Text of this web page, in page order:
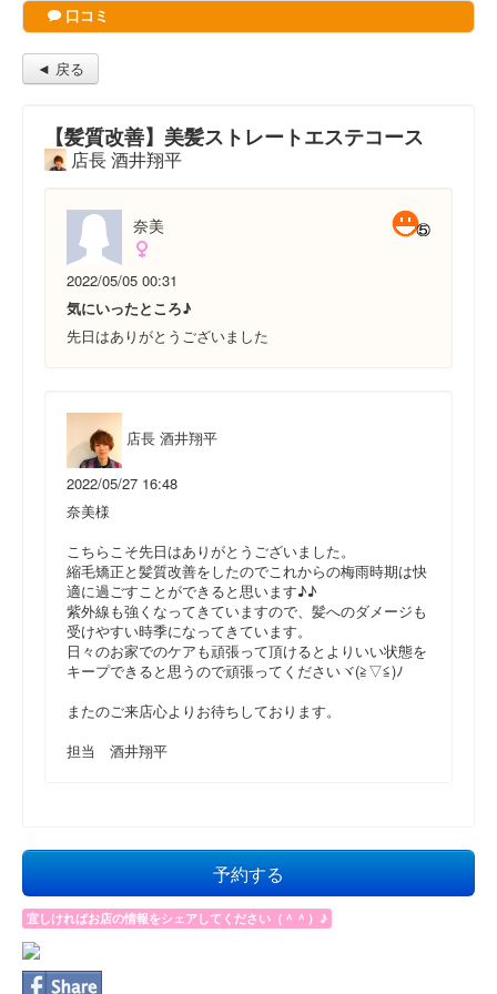
口コミ
◄ 戻る
【髪質改善】美髪ストレートエステコース
店長 酒井翔平
奈美
2022/05/05 00:31
気にいったところ♪
先日はありがとうございました
店長 酒井翔平
2022/05/27 16:48
奈美様
こちらこそ先日はありがとうございました。
縮毛矯正と髪質改善をしたのでこれからの梅雨時期は快
適に過ごすことができると思います♪♪
紫外線も強くなってきていますので、髪へのダメージも
受けやすい時季になってきています。
日々のお家でのケアも頑張って頂けるとよりいい状態を
キープできると思うので頑張ってくださいヾ(≧▽≦)ﾉ
またのご来店心よりお待ちしております。
担当 酒井翔平
予約する
宜しければお店の情報をシェアしてください（＾＾）♪